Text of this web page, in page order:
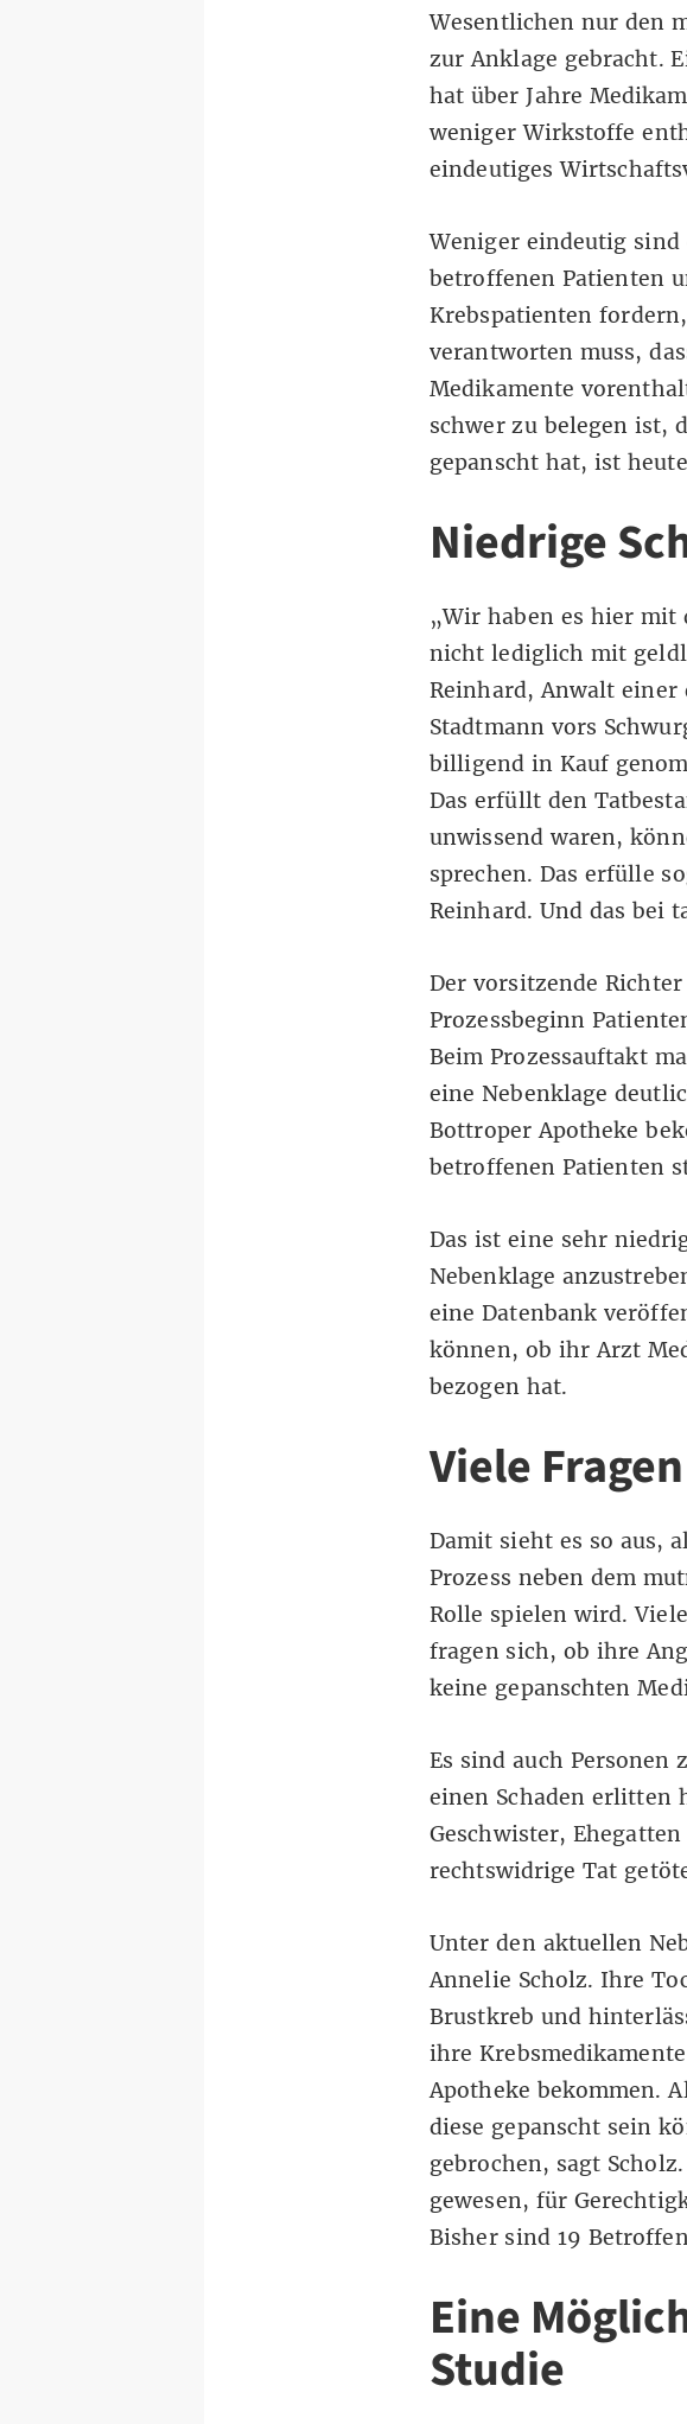
Wesentlichen nur den
zur Anklage gebracht.
hat über Jahre
weniger Wirkstoffe
eindeutiges
Weniger eindeutig sind
betroffenen Patienten
Krebspatienten
verantworten muss,
Medikamente
schwer zu belegen ist,
gepanscht hat, ist
Niedrige
„Wir haben es hier mit
nicht lediglich mit
Reinhard, Anwalt einer
Stadtmann vors
billigend in Kauf
Das erfüllt den
unwissend waren,
sprechen. Das erfülle
Reinhard. Und das bei
Der vorsitzende
Prozessbeginn
Beim Prozessauftakt
eine Nebenklage
Bottroper Apotheke
betroffenen Patienten
Das ist eine sehr
Nebenklage
eine Datenbank
können, ob ihr Arzt
bezogen hat.
Viele
Damit sieht es so aus,
Prozess neben dem
Rolle spielen wird.
fragen sich, ob ihre
keine gepanschten
Es sind auch Personen
einen Schaden erlitten
Geschwister,
rechtswidrige Tat
Unter den aktuellen
Annelie Scholz. Ihre
Brustkreb und
ihre
Apotheke bekommen.
diese gepanscht sein
gebrochen, sagt
gewesen, für
Bisher sind 19
Eine
Studie